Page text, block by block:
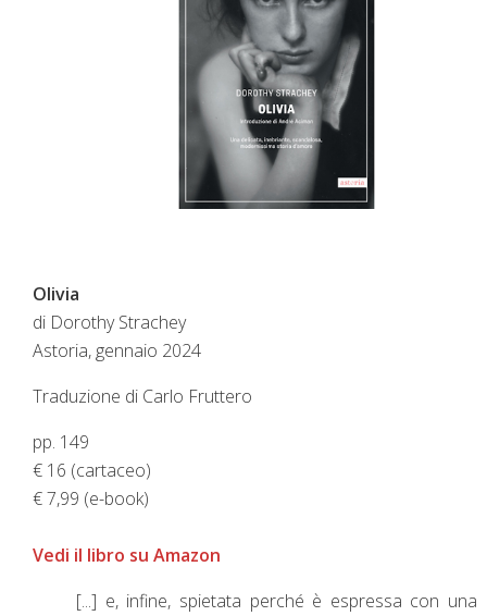
Olivia
di Dorothy Strachey
Astoria, gennaio 2024
Traduzione di Carlo Fruttero
pp. 149
€ 16 (cartaceo)
€ 7,99 (e-book)
Vedi il libro su Amazon
[...] e, infine, spietata perché è espressa con una